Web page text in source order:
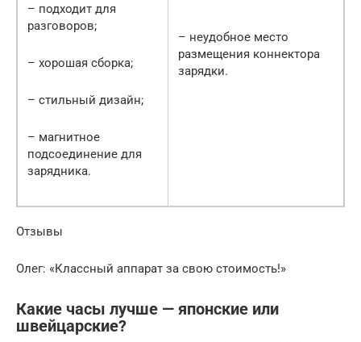
– подходит для
разговоров;
– хорошая сборка;
– стильный дизайн;
– магнитное
подсоединение для
зарядника.
– неудобное место
размещения коннектора
зарядки.
Отзывы
Олег: «Классный аппарат за свою стоимость!»
Какие часы лучше — японские или
швейцарские?